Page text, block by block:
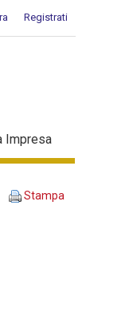
Registrati
Impresa
Stampa